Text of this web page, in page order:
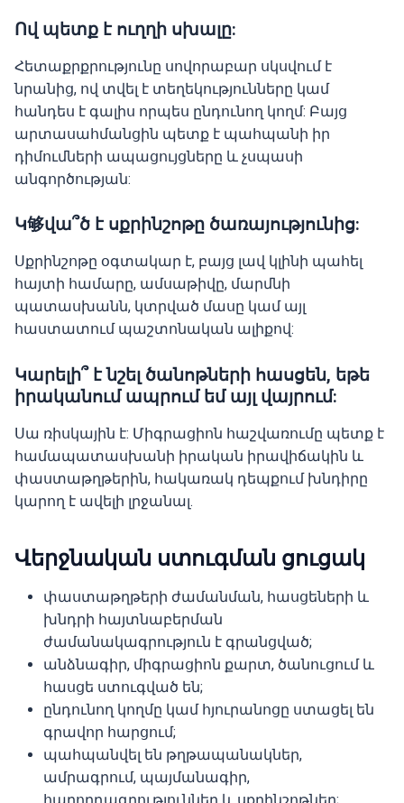
Ով պետք է ուղղի սխալը:
Հետաքրքրությունը սովորաբար սկսվում է
նրանից, ով տվել է տեղեկությունները կամ
հանդես է գալիս որպես ընդունող կողմ: Բայց
արտասահմանցին պետք է պահպանի իր
դիմումների ապացույցները և չսպասի
անգործության:
Կ够վա՞ծ է սքրինշոթը ծառայությունից:
Սքրինշոթը օգտակար է, բայց լավ կլինի պահել
հայտի համարը, ամսաթիվը, մարմնի
պատասխանն, կտրված մասը կամ այլ
հաստատում պաշտոնական ալիքով:
Կարելի՞ է նշել ծանոթների հասցեն, եթե
իրականում ապրում եմ այլ վայրում:
Սա ռիսկային է: Միգրացիոն հաշվառումը պետք է
համապատասխանի իրական իրավիճակին և
փաստաթղթերին, հակառակ դեպքում խնդիրը
կարող է ավելի լրջանալ.
Վերջնական ստուգման ցուցակ
փաստաթղթերի ժամանման, հասցեների և
խնդրի հայտնաբերման
ժամանակագրություն է գրանցված;
անձնագիր, միգրացիոն քարտ, ծանուցում և
հասցե ստուգված են;
ընդունող կողմը կամ հյուրանոցը ստացել են
գրավոր հարցում;
պահպանվել են թղթապանակներ,
ամրագրում, պայմանագիր,